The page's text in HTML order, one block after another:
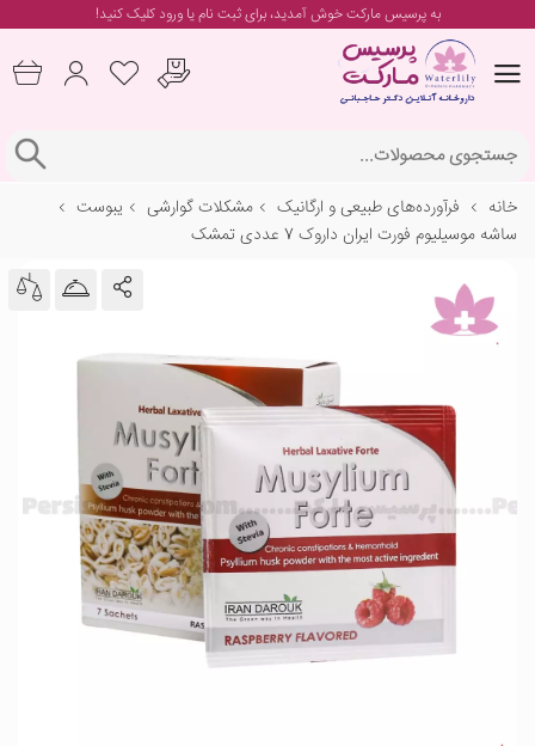
به پرسیس مارکت خوش آمدید، برایثبت نام یا ورودکلیک کنید!
خانه فرآورده‌های طبیعی و ارگانیک مشکلات گوارشی
یبوست
ساشه موسیلیوم فورت ایران داروک 7 عددی تمشک